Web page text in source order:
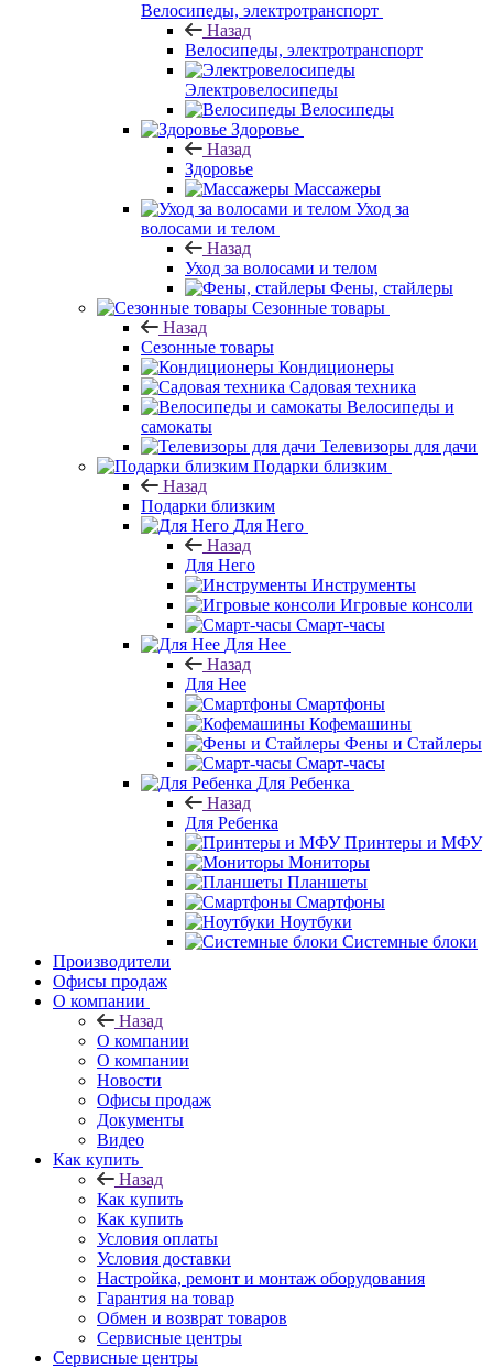
Велосипеды, электротранспорт
Назад
Велосипеды, электротранспорт
Электровелосипеды
Велосипеды
Здоровье
Назад
Здоровье
Массажеры
Уход за
волосами и телом
Назад
Уход за волосами и телом
Фены, стайлеры
Сезонные товары
Назад
Сезонные товары
Кондиционеры
Садовая техника
Велосипеды и
самокаты
Телевизоры для дачи
Подарки близким
Назад
Подарки близким
Для Него
Назад
Для Него
Инструменты
Игровые консоли
Смарт-часы
Для Нее
Назад
Для Нее
Смартфоны
Кофемашины
Фены и Стайлеры
Смарт-часы
Для Ребенка
Назад
Для Ребенка
Принтеры и МФУ
Мониторы
Планшеты
Смартфоны
Ноутбуки
Системные блоки
Производители
Офисы продаж
О компании
Назад
О компании
О компании
Новости
Офисы продаж
Документы
Видео
Как купить
Назад
Как купить
Как купить
Условия оплаты
Условия доставки
Настройка, ремонт и монтаж оборудования
Гарантия на товар
Обмен и возврат товаров
Сервисные центры
Сервисные центры